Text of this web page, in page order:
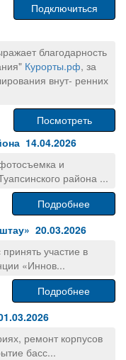
Подключиться
благодарность
Курорты.рф, за
внут- ренних
Посмотреть
14.04.2026
и
района ...
Подробнее
20.03.2026
участие в
«Иннов...
Подробнее
ремонт корпусов
басс...